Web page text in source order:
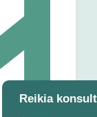
Reikia